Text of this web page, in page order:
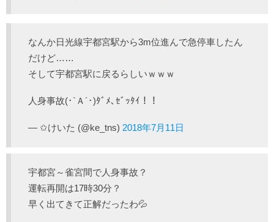
なんか日光線宇都宮駅から3m位進んで急停車したん
だけど……
そして宇都宮駅に戻るらしいｗｗｗ
人身事故(･`Ａ´･)ﾀﾞﾒ､ｾﾞｯﾀｲ！！
— ✩けいた (@ke_tns) 2018年7月11日
宇都宮～雀宮間で人身事故？
運転再開は17時30分？
早く出てきて正解だったわ💦